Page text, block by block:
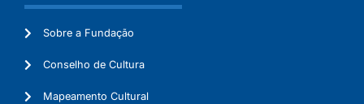
Sobre a Fundação
Conselho de Cultura
Mapeamento Cultural